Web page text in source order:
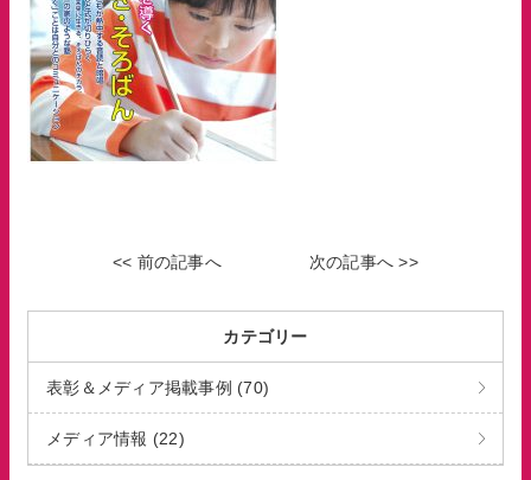
<< 前の記事へ 次の記事へ >>
カテゴリー
表彰＆メディア掲載事例 (70)
メディア情報 (22)